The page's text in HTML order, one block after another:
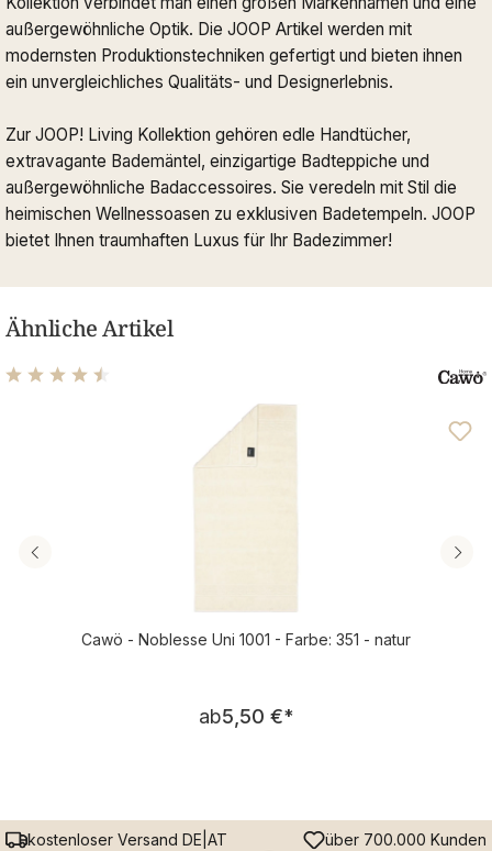
außergewöhnliche Optik. Die JOOP Artikel werden mit
modernsten Produktionstechniken gefertigt und bieten ihnen
ein unvergleichliches Qualitäts- und Designerlebnis.
Zur JOOP! Living Kollektion gehören edle Handtücher,
extravagante Bademäntel, einzigartige Badteppiche und
außergewöhnliche Badaccessoires. Sie veredeln mit Stil die
heimischen Wellnessoasen zu exklusiven Badetempeln. JOOP
bietet Ihnen traumhaften Luxus für Ihr Badezimmer!
Ähnliche Artikel
Durchschnittliche Bewertung von 4.61 von 5 Sternen
Cawö - Noblesse Uni 1001 - Farbe: 351 - natur
Regulärer Preis:
ab5,50 €*
kostenloser Versand DE|AT
über 700.000 Kunden